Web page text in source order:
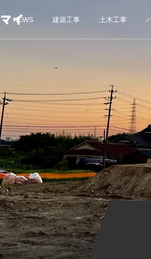
NEWS 建築工事 土木工事